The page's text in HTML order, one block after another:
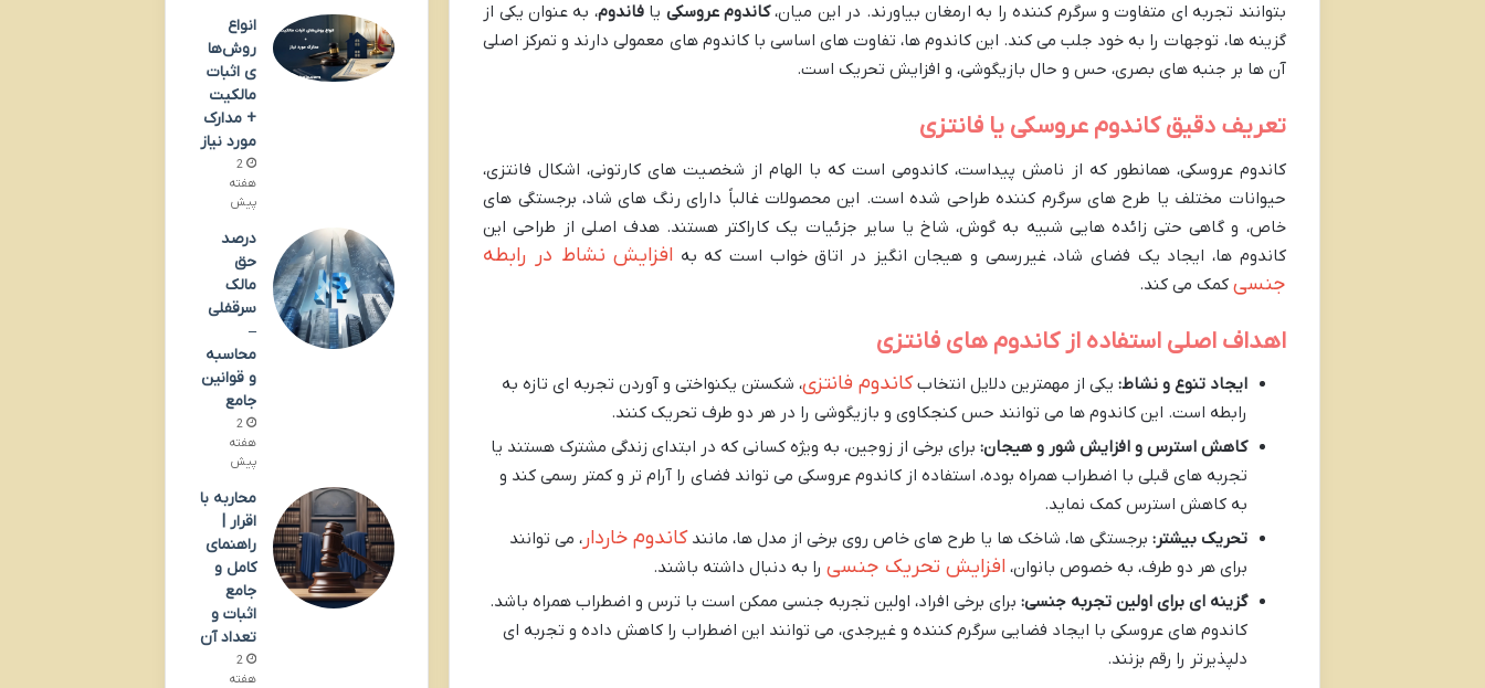
بتوانند تجربه ای متفاوت و سرگرم کننده را به ارمغان بیاورند. در این میان،کاندوم عروسکی یافاندوم، به عنوان یکی از
گزینه ها، توجهات را به خود جلب می کند. این کاندوم ها، تفاوت های اساسی با کاندوم های معمولی دارند و تمرکز اصلی
آن ها بر جنبه های بصری، حس و حال بازیگوشی، و افزایش تحریک است.
تعریف دقیق کاندوم عروسکی یا فانتزی
کاندوم عروسکی، همانطور که از نامش پیداست، کاندومی است که با الهام از شخصیت های کارتونی، اشکال فانتزی،
حیوانات مختلف یا طرح های سرگرم کننده طراحی شده است. این محصولات غالباً دارای رنگ های شاد، برجستگی های
خاص، و گاهی حتی زائده هایی شبیه به گوش، شاخ یا سایر جزئیات یک کاراکتر هستند. هدف اصلی از طراحی این
کاندوم ها، ایجاد یک فضای شاد، غیررسمی و هیجان انگیز در اتاق خواب است که به افزایش نشاط در رابطه
جنسی کمک می کند.
اهداف اصلی استفاده از کاندوم های فانتزی
ایجاد تنوع و نشاط: یکی از مهمترین دلایل انتخابکاندوم فانتزی، شکستن یکنواختی و آوردن تجربه ای تازه به
رابطه است. این کاندوم ها می توانند حس کنجکاوی و بازیگوشی را در هر دو طرف تحریک کنند.
کاهش استرس و افزایش شور و هیجان: برای برخی از زوجین، به ویژه کسانی که در ابتدای زندگی مشترک هستند یا
تجربه های قبلی با اضطراب همراه بوده، استفاده از کاندوم عروسکی می تواند فضای را آرام تر و کمتر رسمی کند و
به کاهش استرس کمک نماید.
تحریک بیشتر: برجستگی ها، شاخک ها یا طرح های خاص روی برخی از مدل ها، مانندکاندوم خاردار، می توانند
برای هر دو طرف، به خصوص بانوان، افزایش تحریک جنسی را به دنبال داشته باشند.
گزینه ای برای اولین تجربه جنسی: برای برخی افراد، اولین تجربه جنسی ممکن است با ترس و اضطراب همراه باشد.
کاندوم های عروسکی با ایجاد فضایی سرگرم کننده و غیرجدی، می توانند این اضطراب را کاهش داده و تجربه ای
دلپذیرتر را رقم بزنند.
انواع
روش‌ها
ی اثبات
مالکیت
+ مدارک
مورد نیاز
2
هفته
پیش
درصد
حق
مالک
سرقفلی
–
محاسبه
و قوانین
جامع
2
هفته
پیش
محاربه با
اقرار |
راهنمای
کامل و
جامع
اثبات و
تعداد آن
2
هفته